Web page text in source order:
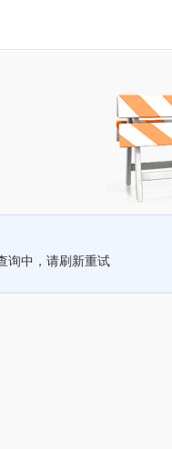
询中，请刷新重试